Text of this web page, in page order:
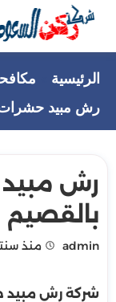
التجاوز
الرئيسية
رش مبيد حشرات
رش
بالقصيم | 0550856797
admin منذ
شركة رش مبيد